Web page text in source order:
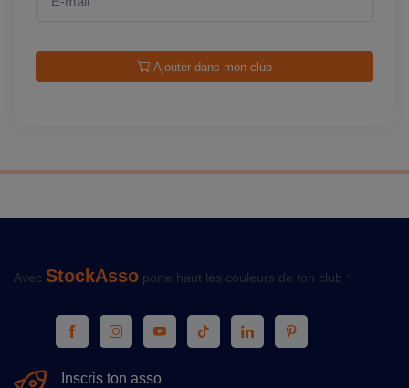
Ajouter dans mon club
Avec StockAsso porte haut les couleurs de ton club ✨
Inscris ton asso